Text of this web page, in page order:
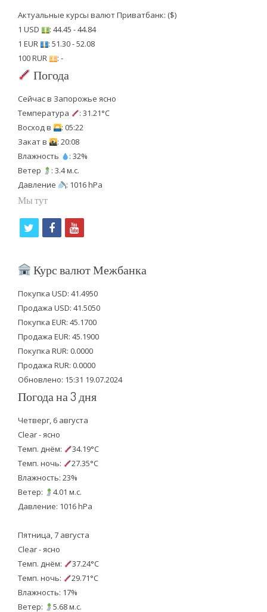
Актуальные курсы валют Приватбанк: ($)
1 USD
: 44.45 - 44.84
1 EUR
: 51.30 - 52.08
100 RUR
: -
Погода
Сейчас в Запорожье ясно
Температура
: 31.21°C
Восход в
: 05:22
Закат в
: 20:08
Влажность
: 32%
Ветер
: 3.4 м.с.
Давление
: 1016 hPa
Мы тут
i
t
e
r
f
c
b
o
o
k
y
u
u
b
e
Курс валют Межбанка
Покупка USD: 41.4950
Продажа USD: 41.5050
Покупка EUR: 45.1700
Продажа EUR: 45.1900
Покупка RUR: 0.0000
Продажа RUR: 0.0000
Обновлено: 15:31 19.07.2024
Погода на 3 дня
Четверг, 6 августа
Clear - ясно
Темп. днём:
34.19°C
Темп. ночь:
27.35°C
Влажность: 23%
Ветер:
4.01 м.с.
Давление: 1016 hPa
Пятница, 7 августа
Clear - ясно
Темп. днём:
37.24°C
Темп. ночь:
29.71°C
Влажность: 17%
Ветер:
5.68 м.с.